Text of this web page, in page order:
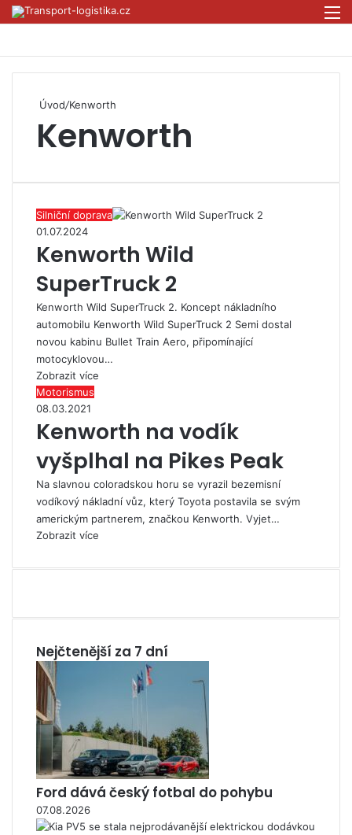
Úvod/Kenworth
Kenworth
Silniční doprava
01.07.2024
Kenworth Wild
SuperTruck 2
Kenworth Wild SuperTruck 2. Koncept nákladního
automobilu Kenworth Wild SuperTruck 2 Semi dostal
novou kabinu Bullet Train Aero, připomínající
motocyklovou…
Zobrazit více
Motorismus
08.03.2021
Kenworth na vodík
vyšplhal na Pikes Peak
Na slavnou coloradskou horu se vyrazil bezemisní
vodíkový nákladní vůz, který Toyota postavila se svým
americkým partnerem, značkou Kenworth. Vyjet…
Zobrazit více
Nejčtenější za 7 dní
Ford dává český fotbal do pohybu
07.08.2026